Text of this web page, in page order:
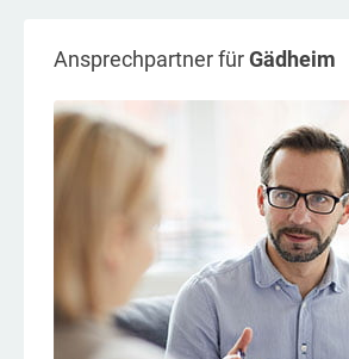
Ansprechpartner fürGädheim